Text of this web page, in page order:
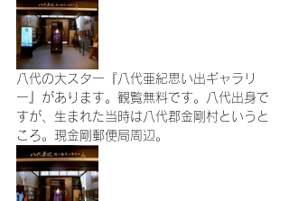
八代の大スター『八代亜紀思い出ギャラリ
ー』があります。観覧無料です。八代出身で
すが、生まれた当時は八代郡金剛村というと
ころ。現金剛郵便局周辺。